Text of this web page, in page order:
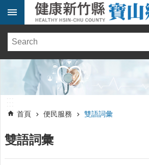
跳到主要內容區塊
健
訊
簡
便
首頁 便民服務 雙語詞彙
雙語詞彙